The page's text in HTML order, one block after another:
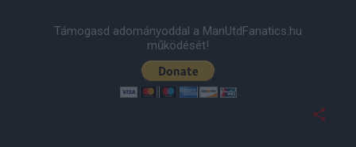
Támogasd adományoddal a ManUtdFanatics.hu
működését!